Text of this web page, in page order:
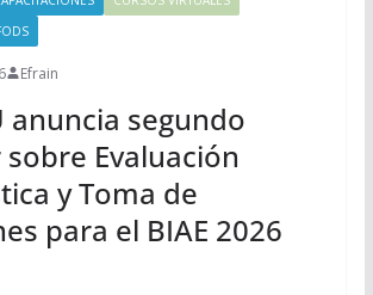
Efrain
anuncia segundo
Evaluación
y Toma de
para el BIAE 2026